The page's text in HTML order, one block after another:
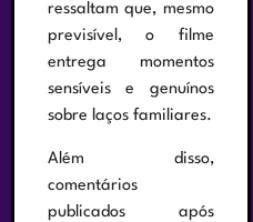
ressaltam que, mesmo
previsível, o filme
entrega momentos
sensíveis e genuínos
sobre laços familiares.
Além disso,
comentários
publicados após